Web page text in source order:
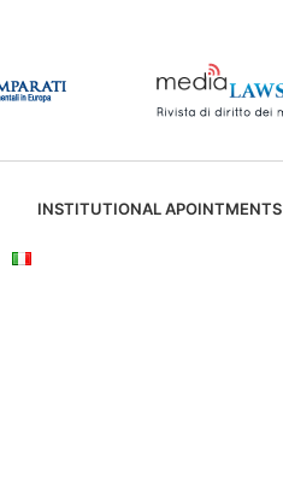
INSTITUTIONAL APOINTMENTS